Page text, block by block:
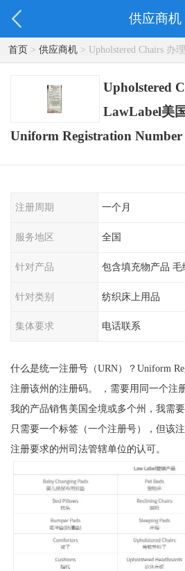
供应商机
首页> 供应商机> Upholstered Chairs 办
Uniform Registration Number
Upholstered
LawLabel美
Uniform Registration Number
注册周期 一个月
服务地区 全国
针对产品 包含填充物产品 毛
针对类别 纺织床上用品
集体要求 电话联系
什么是统一注册号（URN）？Uniform
注册该州的注册码。 ，需要用同一个注册
我的产品销售美国全境或多个州，我需
只需要一个标签（一个注册号），但该
注册要求的州司法管辖单位的认可。